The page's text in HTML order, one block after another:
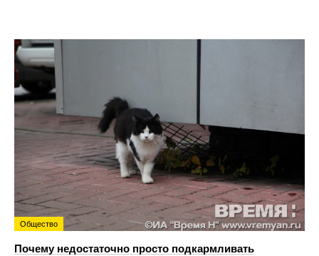
Общество
Почему недостаточно просто подкармливать